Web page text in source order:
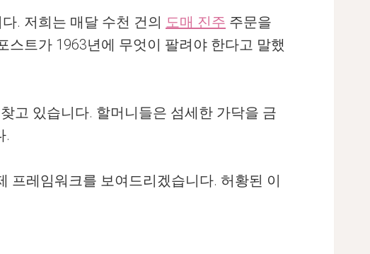
. 저희는 매달 수천 건의 도매 진주 주문을
트가 1963년에 무엇이 팔려야 한다고 말했
고 있습니다. 할머니들은 섬세한 가닥을 금
.
프레임워크를 보여드리겠습니다. 허황된 이